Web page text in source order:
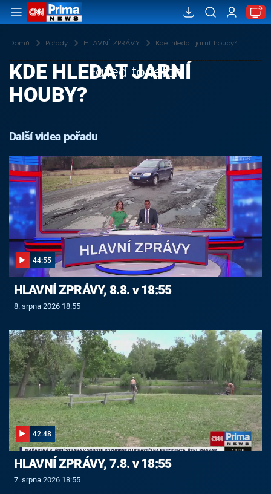
Domů Pořady HLAVNÍ ZPRÁVY Kde hledat jarní houby?
Failed to fetch
KDE HLEDAT JARNÍ
HOUBY?
Další videa pořadu
44:55
HLAVNÍ ZPRÁVY, 8.8. v 18:55
8. srpna 2026 18:55
42:48
HLAVNÍ ZPRÁVY, 7.8. v 18:55
7. srpna 2026 18:55